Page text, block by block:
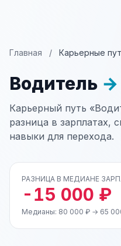
Главная / Карьерные
Водитель →
Карьерный путь
разница в зарплатах,
навыки для перехода.
РАЗНИЦА В МЕДИАНЕ
-15 000 ₽
Медианы: 80 000 ₽ → 65